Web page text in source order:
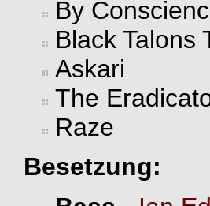
By
Black Talons
Askari
The
Raze
Besetzung: